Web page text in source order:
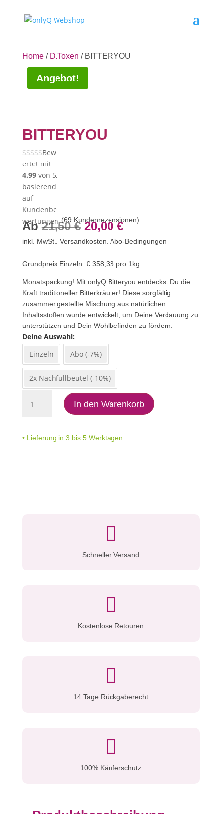
Home/ D.Toxen / BITTERYOU
Angebot!
BITTERYOU
Bew
ertet mit
4.99von 5,
basierend
auf
Kundenbe
wertungen (69 Kundenrezensionen)
Ab21,50€ Ursprünglicher
Preis
war:
21,50 €
20,00€Aktueller
Preis
ist:
20,00 €.
inkl. MwSt., Versandkosten Abo-Bedingungen
Grundpreis Einzeln: € 358,33 pro 1kg
Monatspackung! Mit onlyQ Bitteryou entdeckst Du die
Kraft traditioneller Bitterkräuter! Diese sorgfältig
zusammengestellte Mischung aus natürlichen
Inhaltsstoffen wurde entwickelt, um Deine Verdauung zu
unterstützen und Dein Wohlbefinden zu fördern.
Deine Auswahl
Einzeln
Abo (-7%)
2x Nachfüllbeutel (-10%)
Menge
In den Warenkorb
• Lieferung in 3 bis 5 Werktagen

Schneller Versand

Kostenlose Retouren

14 Tage Rückgaberecht

100% Käuferschutz